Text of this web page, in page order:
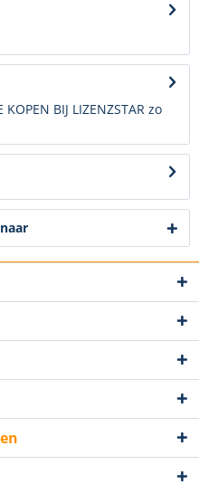
BIJ LIZENZSTAR zo